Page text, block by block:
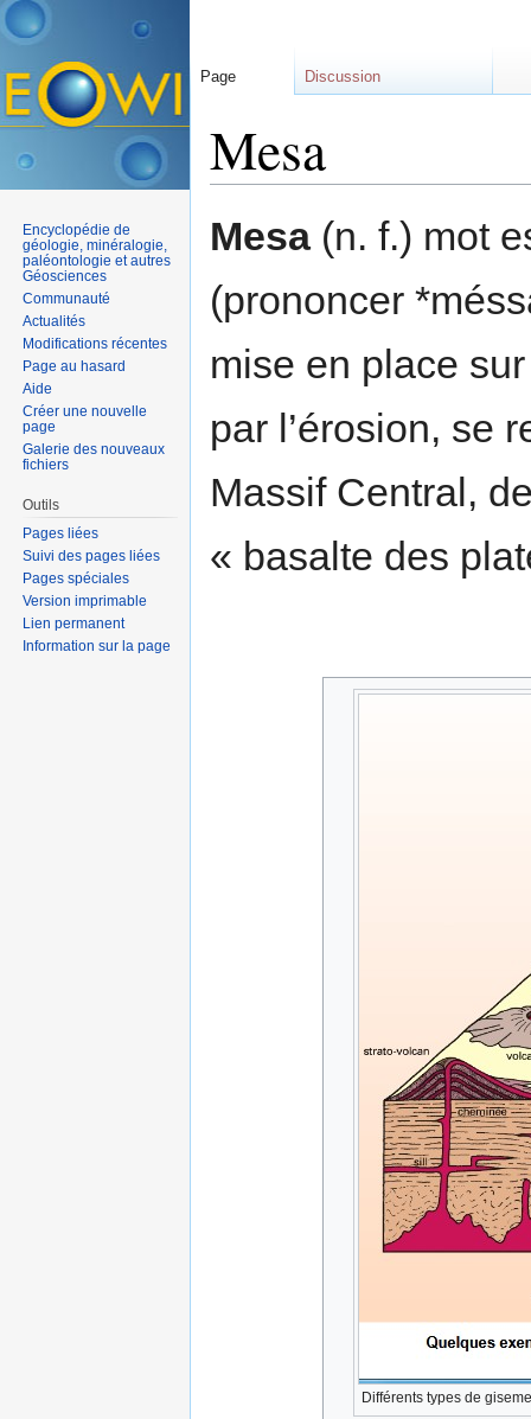
Mesa
Mesa(n. f.) mot
(prononcer
mise en place
par l’érosion, se
Massif Central,
« basalte des
Différents types de
Page Discussion
Encyclopédie de
géologie, minéralogie,
paléontologie et autres
Géosciences
Communauté
Actualités
Modifications récentes
Page au hasard
Aide
Créer une nouvelle
page
Galerie des nouveaux
fichiers
Outils
Pages liées
Suivi des pages liées
Pages spéciales
Version imprimable
Lien permanent
Information sur la page